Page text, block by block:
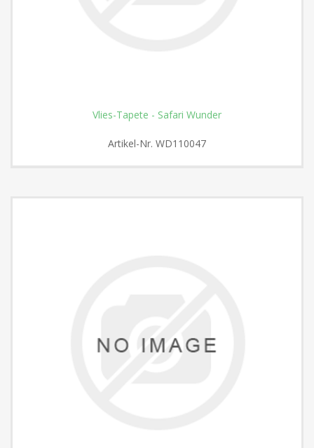
Vlies-Tapete - Safari Wunder
Artikel-Nr. WD110047